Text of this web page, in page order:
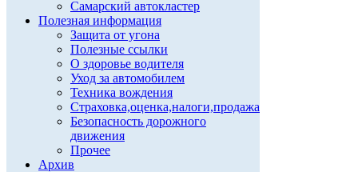
Самарский автокластер
Полезная информация
Защита от угона
Полезные ссылки
О здоровье водителя
Уход за автомобилем
Техника вождения
Страховка,оценка,налоги,продажа
Безопасность дорожного
движения
Прочее
Архив